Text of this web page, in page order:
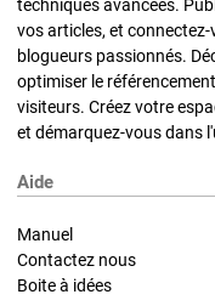
techniques avancées.
vos articles, et
blogueurs passionnés.
optimiser le
visiteurs. Créez votre
et démarquez-vous dans
Aide
Manuel
Contactez nous
Boite à idées